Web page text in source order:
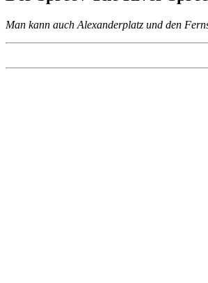
Man kann auch Alexanderplatz und den